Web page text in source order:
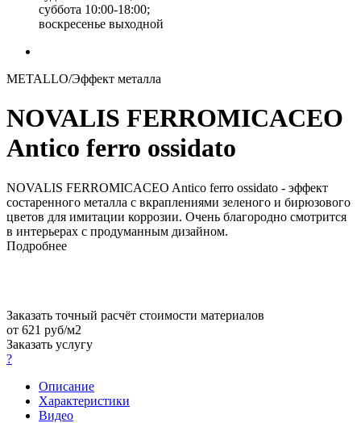
суббота 10:00-18:00;
воскресенье выходной
METALLO/Эффект металла
NOVALIS FERROMICACEO
Antico ferro ossidato
NOVALIS FERROMICACEO Antico ferro ossidato - эффект
состаренного металла с вкраплениями зеленого и бирюзового
цветов для имитации коррозии. Очень благородно смотрится
в интерьерах с продуманным дизайном.
Подробнее
Заказать точный расчёт стоимости материалов
от 621 руб/м2
Заказать услугу
?
Описание
Характеристики
Видео